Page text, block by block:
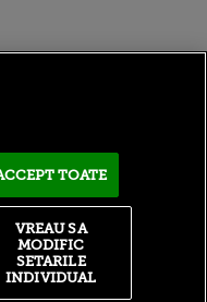
TOATE
VREAU SA
MODIFIC
SETARILE
INDIVIDUAL